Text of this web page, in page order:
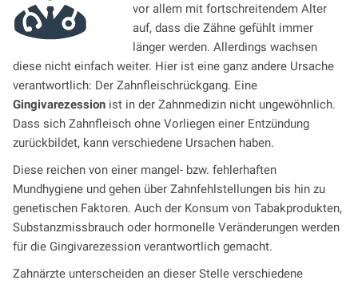
vor allem mit fortschreitendem Alter
auf, dass die Zähne gefühlt immer
länger werden. Allerdings wachsen
diese nicht einfach weiter. Hier ist eine ganz andere Ursache
verantwortlich: Der Zahnfleischrückgang. Eine
Gingivarezessionist in der Zahnmedizin nicht ungewöhnlich.
Dass sich Zahnfleisch ohne Vorliegen einer Entzündung
zurückbildet, kann verschiedene Ursachen haben.
Diese reichen von einer mangel- bzw. fehlerhaften
Mundhygiene und gehen über Zahnfehlstellungen bis hin zu
genetischen Faktoren. Auch der Konsum von Tabakprodukten,
Substanzmissbrauch oder hormonelle Veränderungen werden
für die Gingivarezession verantwortlich gemacht.
Zahnärzte unterscheiden an dieser Stelle verschiedene